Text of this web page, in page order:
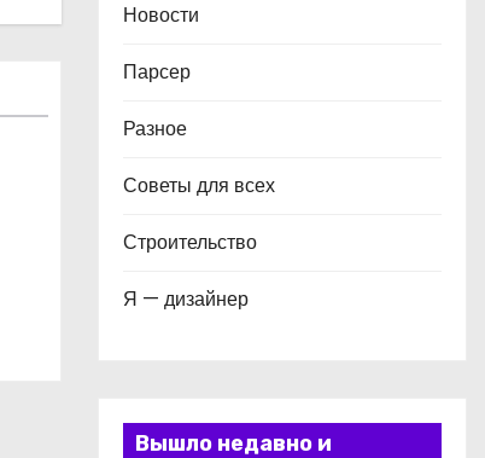
Новости
Парсер
Разное
Советы для всех
Строительство
Я — дизайнер
Вышло недавно и